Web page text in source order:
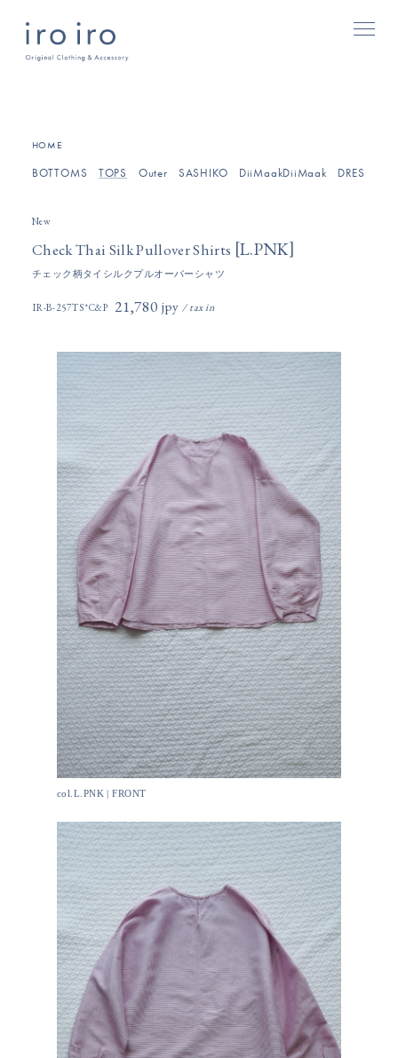
HOME
BOTTOMS TOPS Outer SASHIKO DiiMaakDiiMaak DRESSES/
New
Check Thai Silk Pullover Shirts [L.PNK]
チェック柄タイシルクプルオーバーシャツ
IR-B-257TS*C&P 21,780円(税込)
col.L.PNK | FRONT